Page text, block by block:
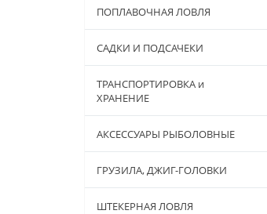
ПОПЛАВОЧНАЯ ЛОВЛЯ
САДКИ И ПОДСАЧЕКИ
ТРАНСПОРТИРОВКА и
ХРАНЕНИЕ
АКСЕССУАРЫ РЫБОЛОВНЫЕ
ГРУЗИЛА, ДЖИГ-ГОЛОВКИ
ШТЕКЕРНАЯ ЛОВЛЯ